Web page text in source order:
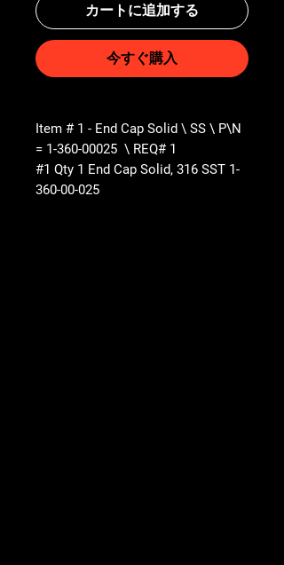
カートに追加する
今すぐ購入
Item # 1 - End Cap Solid \ SS \ P\N
= 1-360-00025 \ REQ# 1
#1 Qty 1 End Cap Solid, 316 SST 1-
360-00-025